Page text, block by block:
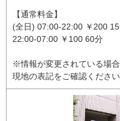
【通常料金】
(全日) 07:00-22:00 ￥200
22:00-07:00 ￥100 60分
※情報が変更されている場
現地の表記をご確認ください